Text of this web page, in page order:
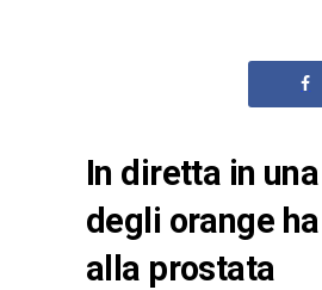
In diretta in
degli orange
alla prostata